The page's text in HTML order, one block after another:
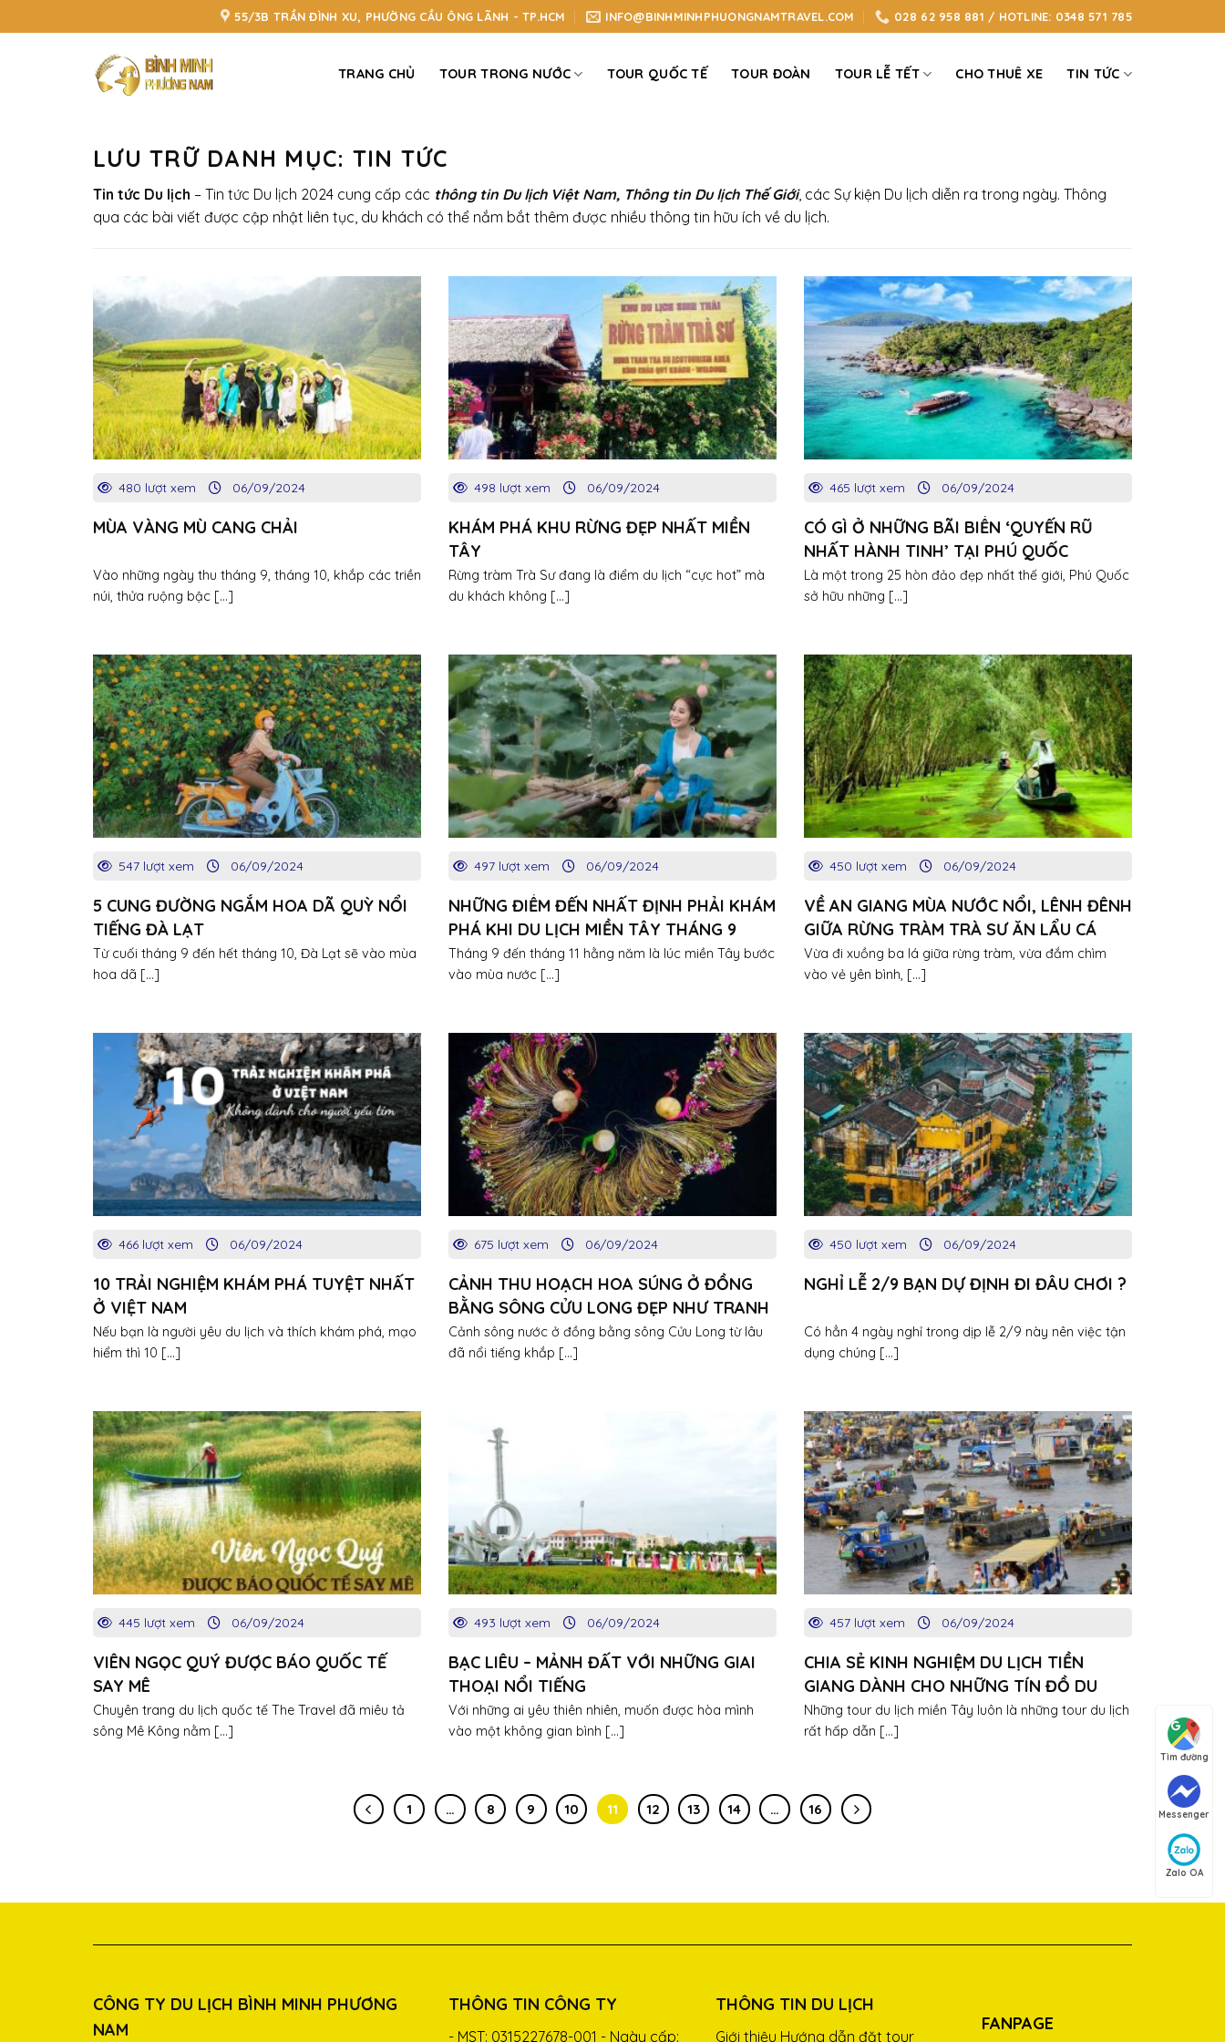
qua
55/3B TRẦN ĐÌNH XU, PHƯỜNG CẦU ÔNG LÃNH - TP.HCM INFO@BINHMINHPHUONGNAMTRAVEL.COM 028 62 958 881 / HOTLINE: 0348 571 785
TRANG CHỦ TOUR TRONG NƯỚC TOUR QUỐC TẾ TOUR ĐOÀN TOUR LỄ TẾT CHO THUÊ XE TIN TỨC
LƯU TRỮ DANH MỤC: TIN TỨC
Tin tức Du lịch – Tin tức Du lịch 2024 cung cấp các thông tin Du lịch Việt Nam, Thông tin Du lịch Thế Giới, các Sự kiện Du lịch diễn ra trong ngày. Thông
qua các bài viết được cập nhật liên tục, du khách có thể nắm bắt thêm được nhiều thông tin hữu ích về du lịch.
480 lượt xem 06/09/2024
MÙA VÀNG MÙ CANG CHẢI
Vào những ngày thu tháng 9, tháng 10, khắp các triền
núi, thửa ruộng bậc [...]
498 lượt xem 06/09/2024
KHÁM PHÁ KHU RỪNG ĐẸP NHẤT MIỀN
TÂY
Rừng tràm Trà Sư đang là điểm du lịch “cực hot” mà
du khách không [...]
465 lượt xem 06/09/2024
CÓ GÌ Ở NHỮNG BÃI BIỂN ‘QUYẾN RŨ
NHẤT HÀNH TINH’ TẠI PHÚ QUỐC
Là một trong 25 hòn đảo đẹp nhất thế giới, Phú Quốc
sở hữu những [...]
547 lượt xem 06/09/2024
5 CUNG ĐƯỜNG NGẮM HOA DÃ QUỲ NỔI
TIẾNG ĐÀ LẠT
Từ cuối tháng 9 đến hết tháng 10, Đà Lạt sẽ vào mùa
hoa dã [...]
497 lượt xem 06/09/2024
NHỮNG ĐIỂM ĐẾN NHẤT ĐỊNH PHẢI KHÁM
PHÁ KHI DU LỊCH MIỀN TÂY THÁNG 9
Tháng 9 đến tháng 11 hằng năm là lúc miền Tây bước
vào mùa nước [...]
450 lượt xem 06/09/2024
VỀ AN GIANG MÙA NƯỚC NỔI, LÊNH ĐÊNH
GIỮA RỪNG TRÀM TRÀ SƯ ĂN LẨU CÁ
LINH ‘ĐỘC NHẤT VÔ NHỊ’
Vừa đi xuồng ba lá giữa rừng tràm, vừa đắm chìm
vào vẻ yên bình, [...]
466 lượt xem 06/09/2024
10 TRẢI NGHIỆM KHÁM PHÁ TUYỆT NHẤT
Ở VIỆT NAM
Nếu bạn là người yêu du lịch và thích khám phá, mạo
hiểm thì 10 [...]
675 lượt xem 06/09/2024
CẢNH THU HOẠCH HOA SÚNG Ở ĐỒNG
BẰNG SÔNG CỬU LONG ĐẸP NHƯ TRANH
Cảnh sông nước ở đồng bằng sông Cửu Long từ lâu
đã nổi tiếng khắp [...]
450 lượt xem 06/09/2024
NGHỈ LỄ 2/9 BẠN DỰ ĐỊNH ĐI ĐÂU CHƠI ?
Có hẳn 4 ngày nghỉ trong dịp lễ 2/9 này nên việc tận
dụng chúng [...]
445 lượt xem 06/09/2024
VIÊN NGỌC QUÝ ĐƯỢC BÁO QUỐC TẾ
SAY MÊ
Chuyên trang du lịch quốc tế The Travel đã miêu tả
sông Mê Kông nằm [...]
493 lượt xem 06/09/2024
BẠC LIÊU – MẢNH ĐẤT VỚI NHỮNG GIAI
THOẠI NỔI TIẾNG
Với những ai yêu thiên nhiên, muốn được hòa mình
vào một không gian bình [...]
457 lượt xem 06/09/2024
CHIA SẺ KINH NGHIỆM DU LỊCH TIỀN
GIANG DÀNH CHO NHỮNG TÍN ĐỒ DU
LỊCH
Những tour du lịch miền Tây luôn là những tour du lịch
rất hấp dẫn [...]
1 … 8 9 10 11 12 13 14 … 16
CÔNG TY DU LỊCH BÌNH MINH PHƯƠNG
NAM
THÔNG TIN CÔNG TY
- MST: 0315227678-001 - Ngày cấp:
THÔNG TIN DU LỊCH
Giới thiệu Hướng dẫn đặt tour
FANPAGE
Tìm đường
Messenger
Zalo OA